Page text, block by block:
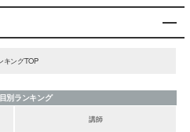
キングTOP
別ランキング
講師